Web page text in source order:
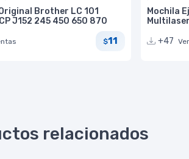
Brother LC 101
J152 245 450 650 870
$11
Mochila
+47
relacionados